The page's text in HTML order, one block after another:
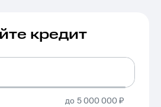
кредит
до 5 000 000 ₽